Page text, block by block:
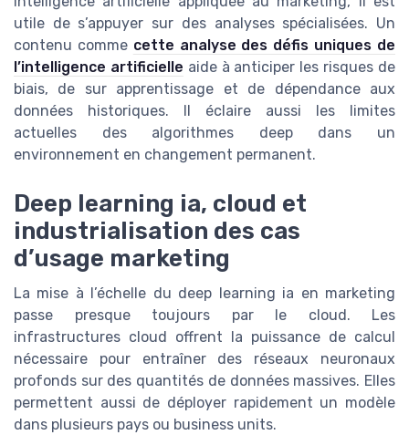
utile de s’appuyer sur des analyses spécialisées. Un
contenu comme cette analyse des défis uniques de
l’intelligence artificielle aide à anticiper les risques de
biais, de sur apprentissage et de dépendance aux
données historiques. Il éclaire aussi les limites
actuelles des algorithmes deep dans un
environnement en changement permanent.
Deep learning ia, cloud et
industrialisation des cas
d’usage marketing
La mise à l’échelle du deep learning ia en marketing
passe presque toujours par le cloud. Les
infrastructures cloud offrent la puissance de calcul
nécessaire pour entraîner des réseaux neuronaux
profonds sur des quantités de données massives. Elles
permettent aussi de déployer rapidement un modèle
dans plusieurs pays ou business units.